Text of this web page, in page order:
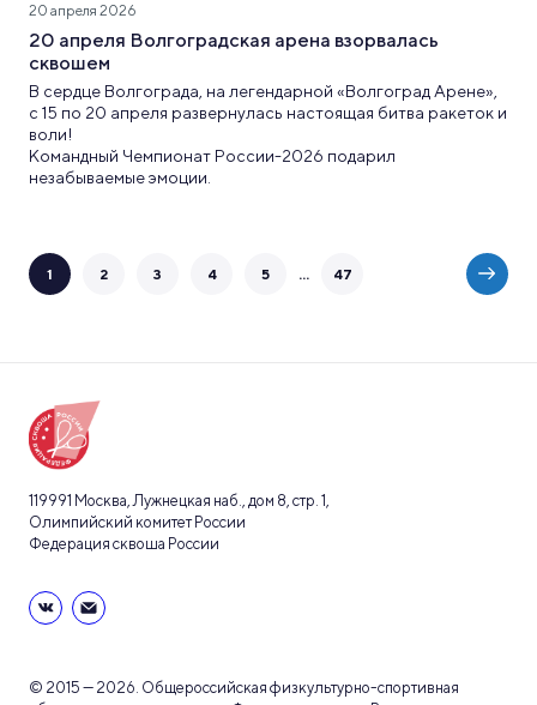
20 апреля 2026
20 апреля Волгоградская арена взорвалась
сквошем
В сердце Волгограда, на легендарной «Волгоград Арене»,
с 15 по 20 апреля развернулась настоящая битва ракеток и
воли!
Командный Чемпионат России-2026 подарил
незабываемые эмоции.
1 2 3 4 5 ... 47
119991 Москва, Лужнецкая наб., дом 8, стр. 1,
Олимпийский комитет России
Федерация сквоша России
© 2015 — 2026. Общероссийская физкультурно-спортивная